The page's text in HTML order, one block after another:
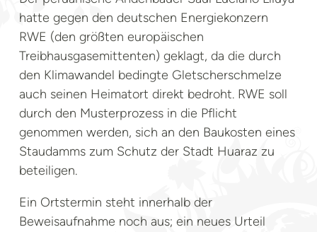
hatte gegen den deutschen Energiekonzern
RWE (den größten europäischen
Treibhausgasemittenten) geklagt, da die durch
den Klimawandel bedingte Gletscherschmelze
auch seinen Heimatort direkt bedroht. RWE soll
durch den Musterprozess in die Pflicht
genommen werden, sich an den Baukosten eines
Staudamms zum Schutz der Stadt Huaraz zu
beteiligen.
Ein Ortstermin steht innerhalb der
Beweisaufnahme noch aus; ein neues Urteil